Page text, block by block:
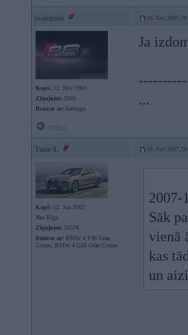
martinsz 26. Nov 2007,
Kopš: 22. Nov 2003
Ziņojumi: 5905
Braucu ar: kartingu
Ja
...
Tune-L 26. Nov 2007,
Kopš: 12. Jun 2002
No: Rīga
Ziņojumi: 20578
Braucu ar: BMW 4 F36 Gran
Coupe, BMW 4 G26 Gran Coupe
2007-
Sāk
vienā
kas
un